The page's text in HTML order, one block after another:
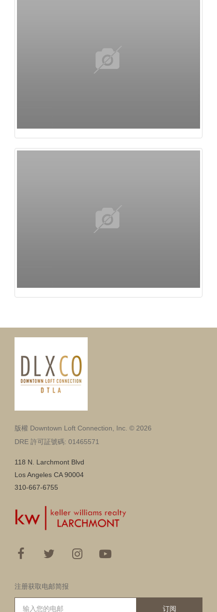
版權 Downtown Loft Connection, Inc. © 2026
DRE 許可証號碼: 01465571
118 N. Larchmont Blvd
Los Angeles CA 90004
310-667-6755
注册获取电邮简报
订阅